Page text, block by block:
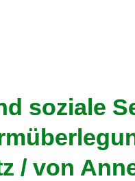
soziale
/ von